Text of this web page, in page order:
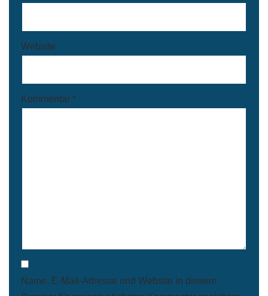
Website
Kommentar *
Name, E-Mail-Adresse und Website in diesem